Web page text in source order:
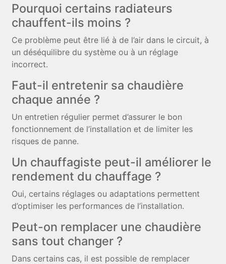
Pourquoi certains radiateurs
chauffent-ils moins ?
Ce problème peut être lié à de l’air dans le circuit, à
un déséquilibre du système ou à un réglage
incorrect.
Faut-il entretenir sa chaudière
chaque année ?
Un entretien régulier permet d’assurer le bon
fonctionnement de l’installation et de limiter les
risques de panne.
Un chauffagiste peut-il améliorer le
rendement du chauffage ?
Oui, certains réglages ou adaptations permettent
d’optimiser les performances de l’installation.
Peut-on remplacer une chaudière
sans tout changer ?
Dans certains cas, il est possible de remplacer